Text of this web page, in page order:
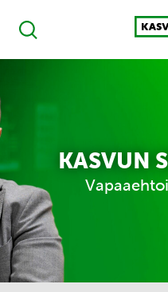
Haku
Kasvu Open
KASVUN